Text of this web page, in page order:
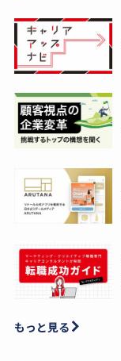
もっと見る